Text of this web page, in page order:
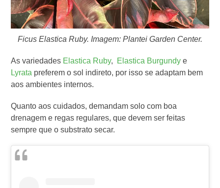
Ficus Elastica Ruby. Imagem: Plantei Garden Center.
As variedades Elastica Ruby, Elastica Burgundy e
Lyrata preferem o sol indireto, por isso se adaptam bem
aos ambientes internos.
Quanto aos cuidados, demandam solo com boa
drenagem e regas regulares, que devem ser feitas
sempre que o substrato secar.